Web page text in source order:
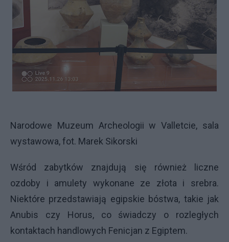
Narodowe Muzeum Archeologii w Valletcie, sala
wystawowa, fot. Marek Sikorski
Wśród zabytków znajdują się również liczne
ozdoby i amulety wykonane ze złota i srebra.
Niektóre przedstawiają egipskie bóstwa, takie jak
Anubis czy Horus, co świadczy o rozległych
kontaktach handlowych Fenicjan z Egiptem.